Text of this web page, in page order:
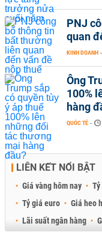
PNJ
quan
KINH DOANH -
Ông
100%
hàng
QUỐC TẾ -
LIÊN KẾT NỔI BẬT
Giá vàng hôm nay
Tỷ giá euro
Giá heo
Lãi suất ngân hàng